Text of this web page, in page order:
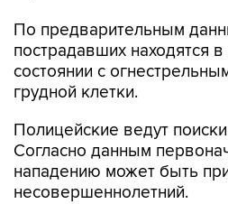
По предварительным
пострадавших находятся
состоянии с
грудной клетки.
Полицейские ведут
Согласно данным
нападению может быть
несовершеннолетний.